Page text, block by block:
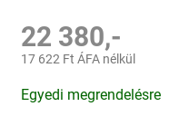
22 380,-
17 622 Ft ÁFA nélkül
Egyedi megrendelésre